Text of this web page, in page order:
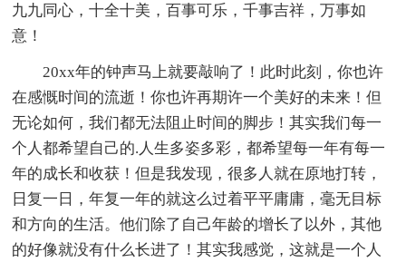
九九同心，十全十美，百事可乐，千事吉祥，万事如
意！
20xx年的钟声马上就要敲响了！此时此刻，你也许
在感慨时间的流逝！你也许再期许一个美好的未来！但
无论如何，我们都无法阻止时间的脚步！其实我们每一
个人都希望自己的.人生多姿多彩，都希望每一年有每一
年的成长和收获！但是我发现，很多人就在原地打转，
日复一日，年复一年的就这么过着平平庸庸，毫无目标
和方向的生活。他们除了自己年龄的增长了以外，其他
的好像就没有什么长进了！其实我感觉，这就是一个人